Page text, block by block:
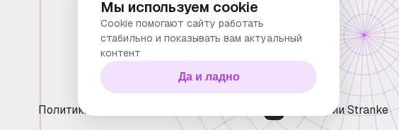
Политика конфиденциальности Технологии Stranke
Мы используем cookie
Cookie помогают сайту работать
стабильно и показывать вам актуальный
контент
Да и ладно